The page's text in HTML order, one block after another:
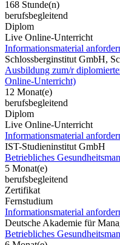
168 Stunde(n)
berufsbegleitend
Diplom
Live Online-Unterricht
Informationsmaterial
Schlossberginstitut GmbH,
Ausbildung zum/r
Online-Unterricht)
12 Monat(e)
berufsbegleitend
Diplom
Live Online-Unterricht
Informationsmaterial
IST-Studieninstitut GmbH
Betriebliches
5 Monat(e)
berufsbegleitend
Zertifikat
Fernstudium
Informationsmaterial
Deutsche Akademie für
Betriebliches